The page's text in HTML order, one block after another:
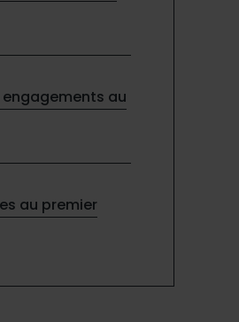
au
au premier